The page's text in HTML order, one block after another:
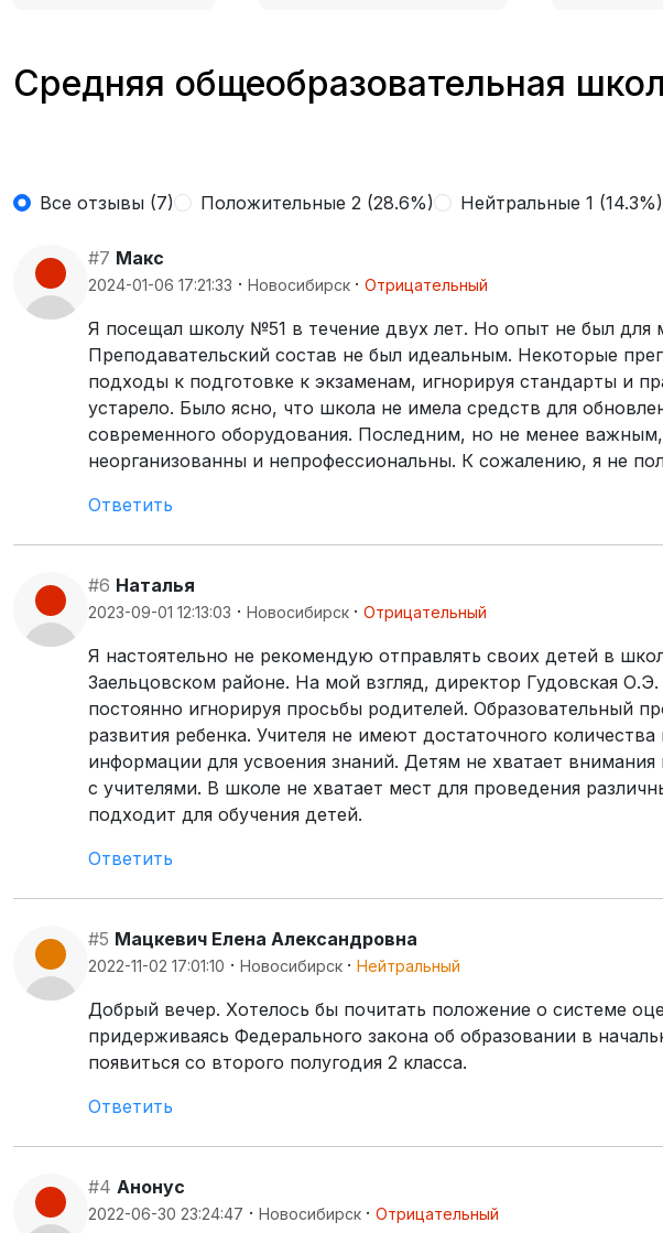
Средняя общеобразовательная
Все отзывы (7) Положительные 2 (28.6%) Нейтральные 1 (14.3%)
#7 Макс
2024-01-06 17:21:33 · Новосибирск · Отрицательный
Я посещал школу №51 в течение двух лет. Но опыт не был
Преподавательский состав не был идеальным. Некоторые
подходы к подготовке к экзаменам, игнорируя стандарты и
устарело. Было ясно, что школа не имела средств для
современного оборудования. Последним, но не менее
неорганизованны и непрофессиональны. К сожалению, я не
Ответить
#6 Наталья
2023-09-01 12:13:03 · Новосибирск · Отрицательный
Я настоятельно не рекомендую отправлять своих детей в
Заельцовском районе. На мой взгляд, директор Гудовская
постоянно игнорируя просьбы родителей. Образовательный
развития ребенка. Учителя не имеют достаточного
информации для усвоения знаний. Детям не хватает
с учителями. В школе не хватает мест для проведения
подходит для обучения детей.
Ответить
#5 Мацкевич Елена Александровна
2022-11-02 17:01:10 · Новосибирск · Нейтральный
Добрый вечер. Хотелось бы почитать положение о системе
придерживаясь Федерального закона об образовании в
появиться со второго полугодия 2 класса.
Ответить
#4 Анонус
2022-06-30 23:24:47 · Новосибирск · Отрицательный